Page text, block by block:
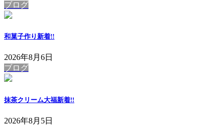
ブログ
和菓子作り新着!!
2026年8月6日
ブログ
抹茶クリーム大福新着!!
2026年8月5日